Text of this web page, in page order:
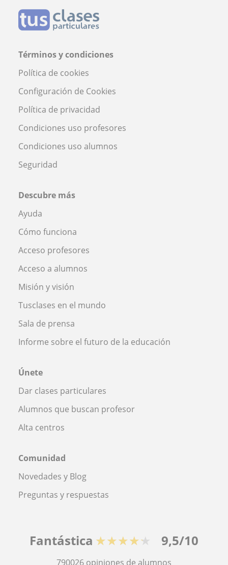
Términos y condiciones
Política de cookies
Configuración de Cookies
Política de privacidad
Condiciones uso profesores
Condiciones uso alumnos
Seguridad
Descubre más
Ayuda
Cómo funciona
Acceso profesores
Acceso a alumnos
Misión y visión
Tusclases en el mundo
Sala de prensa
Informe sobre el futuro de la educación
Únete
Dar clases particulares
Alumnos que buscan profesor
Alta centros
Comunidad
Novedades y Blog
Preguntas y respuestas
Fantástica ★★★★★ 9,5/10
790026 opiniones de alumnos